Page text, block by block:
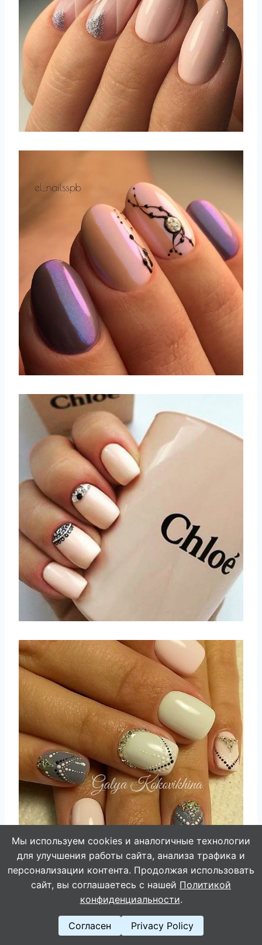
Мы используем cookies и аналогичные технологии
для улучшения работы сайта, анализа трафика и
персонализации контента. Продолжая использовать
сайт, вы соглашаетесь с нашей Политикой
конфиденциальности.
Согласен Privacy Policy